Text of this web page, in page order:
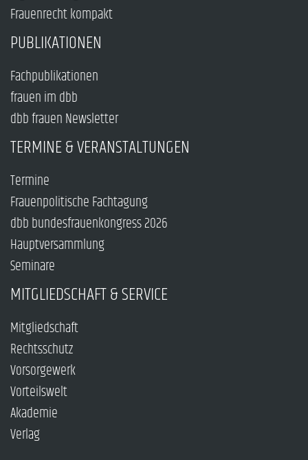
Frauenrecht kompakt
PUBLIKATIONEN
Fachpublikationen
frauen im dbb
dbb frauen Newsletter
TERMINE & VERANSTALTUNGEN
Termine
Frauenpolitische Fachtagung
dbb bundesfrauenkongress 2026
Hauptversammlung
Seminare
MITGLIEDSCHAFT & SERVICE
Mitgliedschaft
Rechtsschutz
Vorsorgewerk
Vorteilswelt
Akademie
Verlag